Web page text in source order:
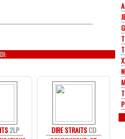
2LP
DIRE STRAITSCD